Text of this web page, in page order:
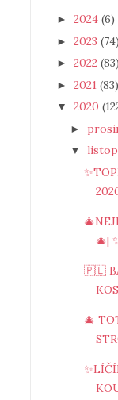
► 2024 (6)
► 2023 (74)
► 2022 (83)
► 2021 (83)
▼ 2020
►
▼
🎄|
🇵🇱
🎄